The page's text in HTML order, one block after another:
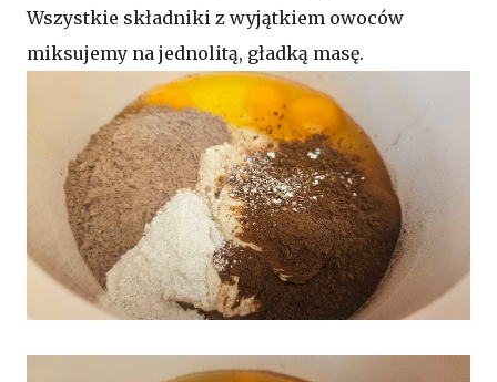
Wszystkie składniki z wyjątkiem owoców
miksujemy na jednolitą, gładką masę.